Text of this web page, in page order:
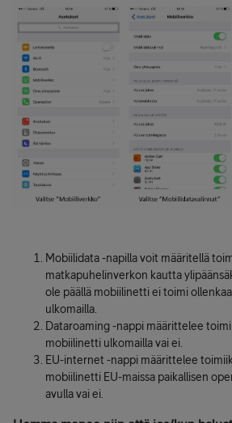
Mobiilidata -napilla voit määritellä
matkapuhelinverkon kautta
ole päällä mobiilinetti ei toimi
ulkomailla.
Dataroaming -nappi määrittelee
mobiilinetti ulkomailla vai ei.
EU-internet -nappi määrittelee
mobiilinetti EU-maissa paikallisen
avulla vai ei.